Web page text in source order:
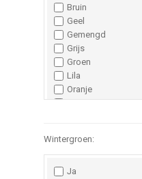
Bruin
Geel
Gemengd
Grijs
Groen
Lila
Oranje
Paars
Wit
Zwart
Wintergroen:
Ja